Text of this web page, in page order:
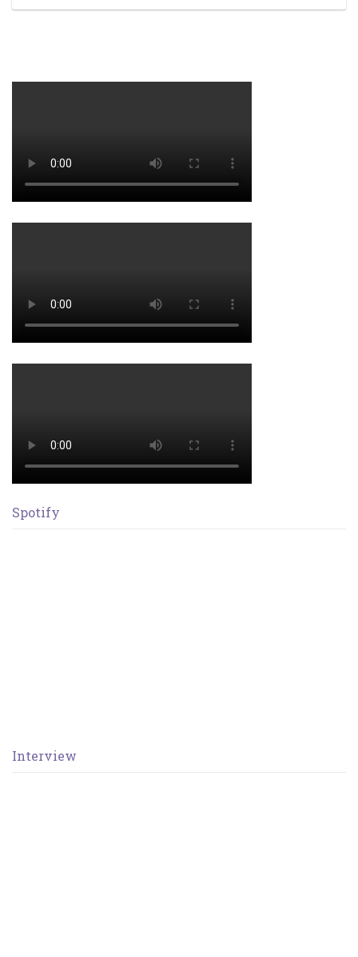
Spotify
Interview